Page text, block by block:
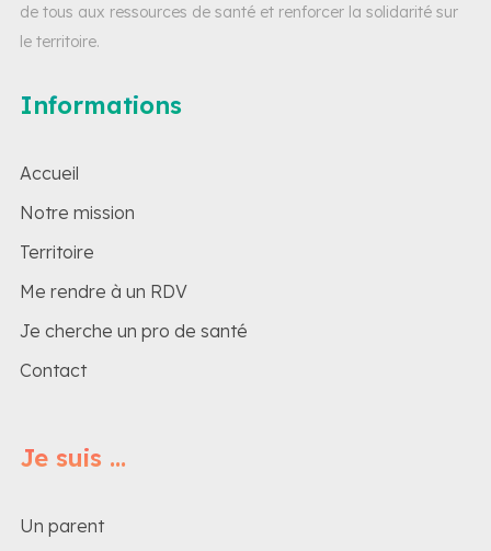
de tous aux ressources de santé et renforcer la solidarité sur
le territoire.
Informations
Accueil
Notre mission
Territoire
Me rendre à un RDV
Je cherche un pro de santé
Contact
Je suis ...
Un parent